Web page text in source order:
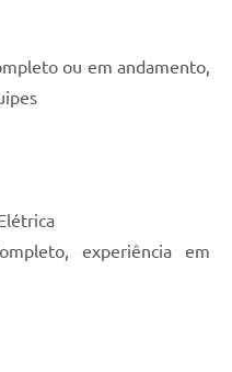
ou em andamento,
experiência em